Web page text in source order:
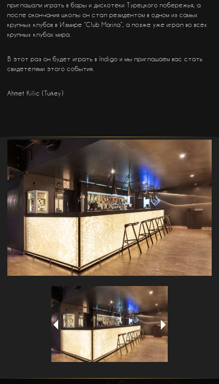
приглашали играть в бары и дискотеки Турецкого побережья, а
после окончания школы он стал резидентом в одном из самых
крупных клубов в Измире “Club Marina”, а позже уже играл во всех
крупных клубах мира.
В этот раз он будет играть в Indigo и мы приглашаем вас стать
свидетелями этого события.
Ahmet Kilic (Turkey)